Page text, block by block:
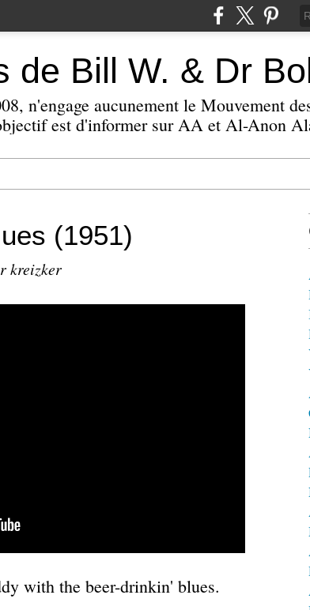
de Bill W. & Dr
n'engage aucunement le Mouvement
est d'informer sur AA et Al-Anon
(1951)
kreizker
with the beer-drinkin' blues.